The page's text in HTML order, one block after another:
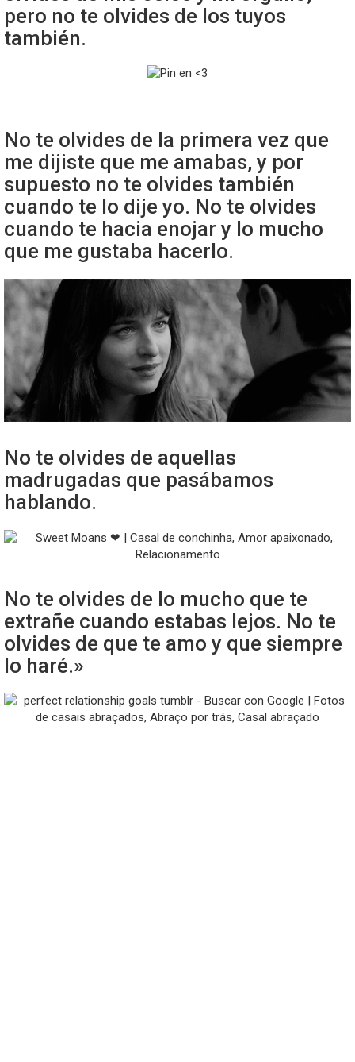
pero no te olvides de los tuyos
también.
No te olvides de la primera vez que
me dijiste que me amabas, y por
supuesto no te olvides también
cuando te lo dije yo. No te olvides
cuando te hacia enojar y lo mucho
que me gustaba hacerlo.
No te olvides de aquellas
madrugadas que pasábamos
hablando.
No te olvides de lo mucho que te
extrañe cuando estabas lejos. No te
olvides de que te amo y que siempre
lo haré.»